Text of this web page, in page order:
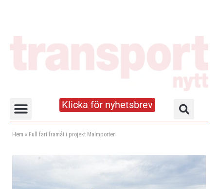
Klicka för nyhetsbrev
Hem » Full fart framåt i projekt Malmporten